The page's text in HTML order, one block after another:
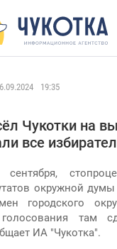
19:35
Чукотки на
все
окружной
городского
там
ИА "Чукотка".